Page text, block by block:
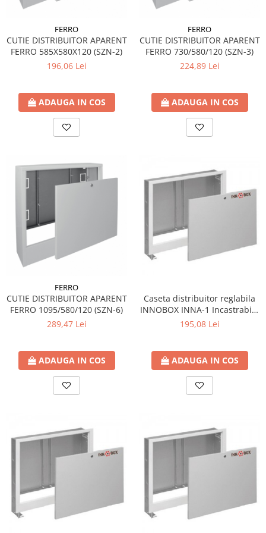
FERRO
CUTIE DISTRIBUITOR APARENT
FERRO 585X580X120 (SZN-2)
196,06 Lei
ADAUGA IN COS
FERRO
CUTIE DISTRIBUITOR APARENT
FERRO 730/580/120 (SZN-3)
224,89 Lei
ADAUGA IN COS
FERRO
CUTIE DISTRIBUITOR APARENT
FERRO 1095/580/120 (SZN-6)
289,47 Lei
ADAUGA IN COS
Caseta distribuitor reglabila
INNOBOX INNA-1 Incastrabila
( 435 x 575-665 x 110-170 )
195,08 Lei
ADAUGA IN COS